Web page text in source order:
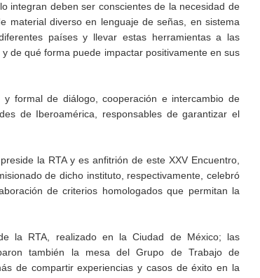
integran deben ser conscientes de la necesidad de
material diverso en lenguaje de señas, en sistema
países y llevar estas herramientas a las
de qué forma puede impactar positivamente en sus
formal de diálogo, cooperación e intercambio de
de Iberoamérica, responsables de garantizar el
la RTA y es anfitrión de este XXV Encuentro,
de dicho instituto, respectivamente, celebró
de criterios homologados que permitan la
la RTA, realizado en la Ciudad de México; las
también la mesa del Grupo de Trabajo de
de compartir experiencias y casos de éxito en la